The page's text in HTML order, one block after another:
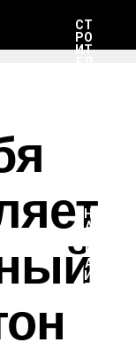
СТ
РО
ИТ
Н
А
К
А
И
Т